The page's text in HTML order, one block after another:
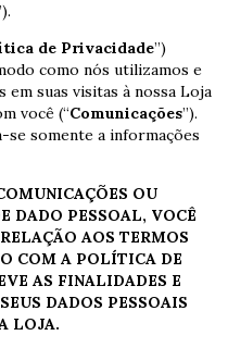
de Privacidade”)
como nós utilizamos e
suas visitas à nossa Loja
você (“Comunicações”).
se somente a informações
OU
DADO PESSOAL, VOCÊ
AOS TERMOS
COM A POLÍTICA DE
AS FINALIDADES E
DADOS PESSOAIS
LOJA.